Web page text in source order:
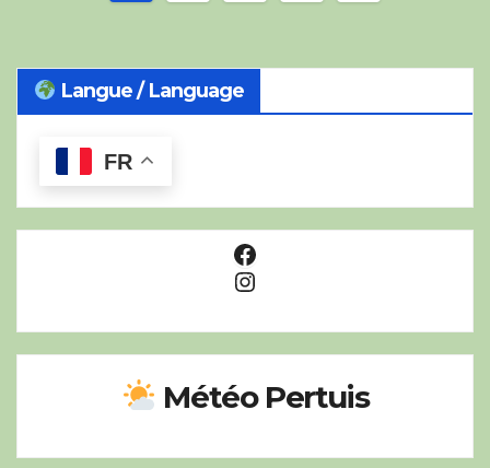
publications
Langue / Language
FR
Facebook
Instagram
Météo Pertuis